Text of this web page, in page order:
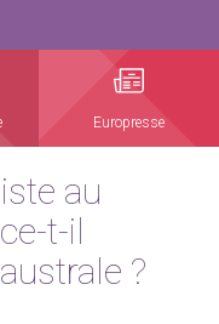
Europresse
au
t-il
?